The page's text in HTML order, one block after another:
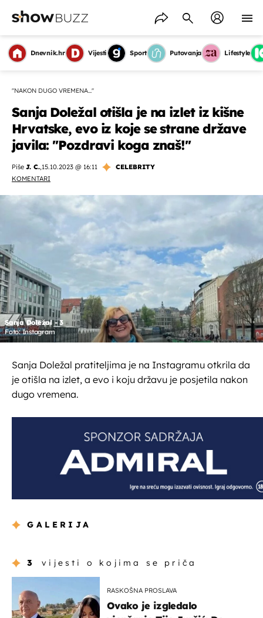
Dnevnik.hr Vijesti Sport Putovanja Lifestyle
''NAKON DUGO VREMENA...''
Sanja Doležal otišla je na izlet iz kišne
Hrvatske, evo iz koje se strane države
javila: ''Pozdravi koga znaš!''
Piše J. C.,15.10.2023 @ 16:11
CELEBRITY
KOMENTARI
Sanja Doležal - 3
Foto: Instagram
Sanja Doležal pratiteljima je na Instagramu otkrila da
je otišla na izlet, a evo i koju državu je posjetila nakon
dugo vremena.
GALERIJA
3 vijesti o kojima se priča
RASKOŠNA PROSLAVA
Ovako je izgledalo
OMOGUĆI OBAVIJESTI